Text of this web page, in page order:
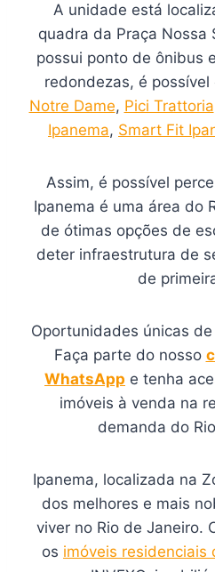
A unidade está
quadra da Praça Nossa
possui ponto de ônibus
redondezas, é possível
Notre Dame, Pici Trattoria
Ipanema, Smart Fit
Assim, é possível
Ipanema é uma área do
de ótimas opções de
deter infraestrutura de
de
Oportunidades únicas
Faça parte do nosso
WhatsApp e tenha
imóveis à venda na
demanda do
Ipanema, localizada na
dos melhores e mais
viver no Rio de Janeiro.
os imóveis residenciais